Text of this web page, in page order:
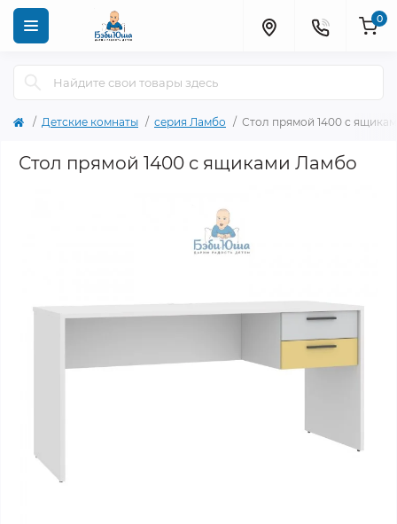
0
Детские комнаты серия Ламбо Стол прямой 1400 с
Стол прямой 1400 с ящиками Ламбо